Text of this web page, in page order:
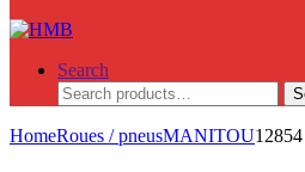
Search
Search
for:
HomeRoues / pneusMANITOU